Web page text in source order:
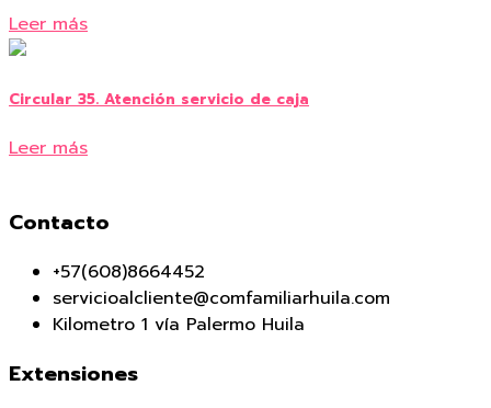
Leer más
Circular 35. Atención servicio de caja
Leer más
Contacto
+57(608)8664452
servicioalcliente@comfamiliarhuila.com
Kilometro 1 vía Palermo Huila
Extensiones